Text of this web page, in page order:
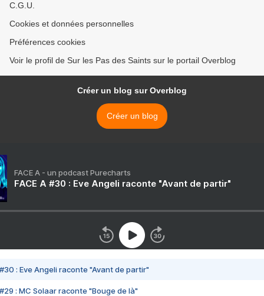
C.G.U.
Cookies et données personnelles
Préférences cookies
Voir le profil de Sur les Pas des Saints sur le portail Overblog
Créer un blog sur Overblog
Créer un blog
FACE A - un podcast Purecharts
FACE A #30 : Eve Angeli raconte "Avant de partir"
#30 : Eve Angeli raconte "Avant de partir"
#29 : MC Solaar raconte "Bouge de là"